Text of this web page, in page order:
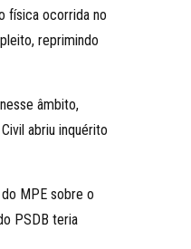
física ocorrida no
reprimindo
âmbito,
abriu inquérito
MPE sobre o
PSDB teria